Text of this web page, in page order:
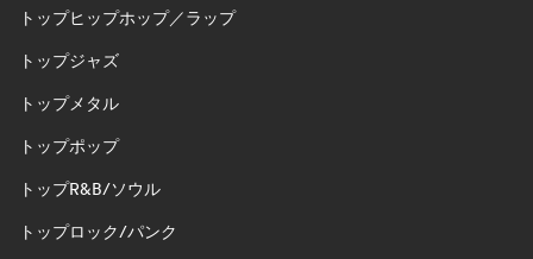
トップヒップホップ／ラップ
トップジャズ
トップメタル
トップポップ
トップR&B/ソウル
トップロック/パンク